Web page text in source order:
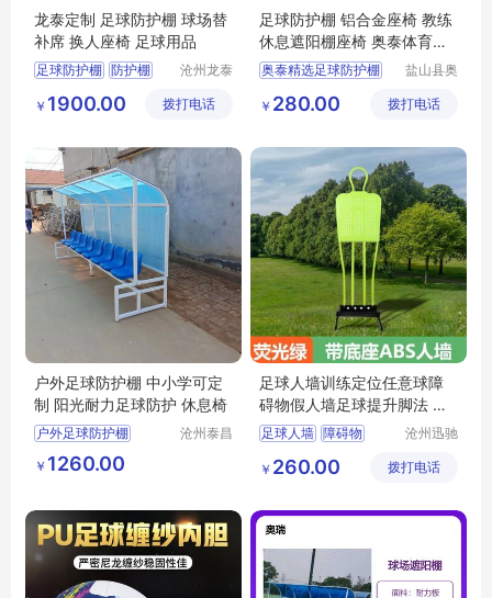
龙泰定制 足球防护棚 球场替
补席 换人座椅 足球用品
足球防护棚 防护棚
足球用品
沧州龙泰
有限公司
￥ 1900.00 拨打电话
足球防护棚 铝合金座椅 教练
休息遮阳棚座椅 奥泰体育精
选
奥泰精选足球防护棚
教练休息遮阳棚座椅
户外体育厂家
盐山县奥
材厂
￥ 280.00 拨打电话
户外足球防护棚 中小学可定
制 阳光耐力足球防护 休息椅
户外足球防护棚
定制足球防护棚
学校足球防护休息椅
阳光耐力瓦防护棚
沧州泰昌
￥ 1260.00
足球人墙训练定位任意球障
碍物假人墙足球提升脚法 带
底座ABS材质
足球人墙 障碍物
足球用品
沧州迅驰
有限公司
￥ 260.00 拨打电话